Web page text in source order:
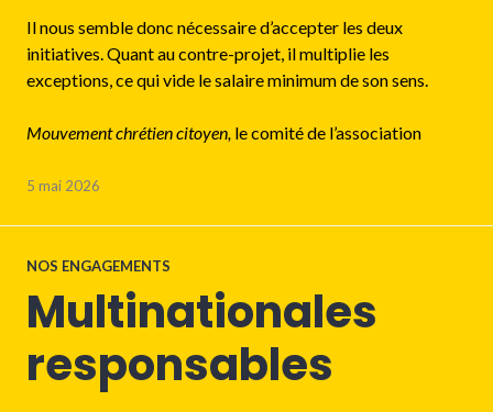
Il nous semble donc nécessaire d’accepter les deux
initiatives. Quant au contre-projet, il multiplie les
exceptions, ce qui vide le salaire minimum de son sens.
Mouvement chrétien citoyen, le comité de l’association
5 mai 2026
NOS ENGAGEMENTS
Multinationales
responsables